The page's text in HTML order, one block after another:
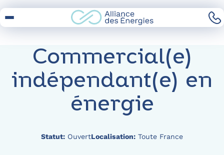
to
Commercial(e)
indépendant(e) en
énergie
Statut: OuvertLocalisation: Toute France